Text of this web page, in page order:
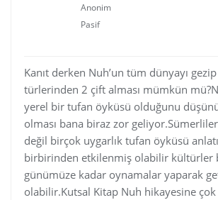
Anonim
Pasif
Kanıt derken Nuh’un tüm dünyayı
türlerinden 2 çift alması mümkün
yerel bir tufan öyküsü olduğunu
olması bana biraz zor
değil birçok uygarlık tufan öyküsü
birbirinden etkilenmiş olabilir kültürler
günümüze kadar oynamalar yaparak
olabilir.Kutsal Kitap Nuh hikayesine